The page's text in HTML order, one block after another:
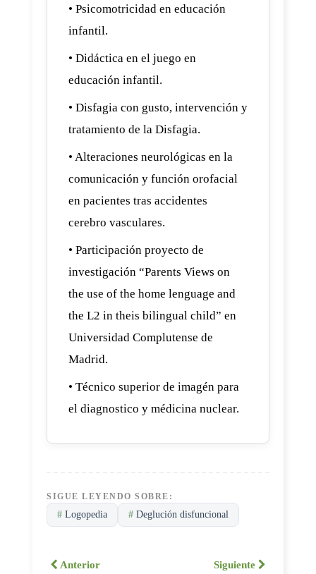
• Psicomotricidad en educación
infantil.
• Didáctica en el juego en
educación infantil.
• Disfagia con gusto, intervención y
tratamiento de la Disfagia.
• Alteraciones neurológicas en la
comunicación y función orofacial
en pacientes tras accidentes
cerebro vasculares.
• Participación proyecto de
investigación “Parents Views on
the use of the home lenguage and
the L2 in theis bilingual child” en
Universidad Complutense de
Madrid.
• Técnico superior de imagén para
el diagnostico y médicina nuclear.
SIGUE LEYENDO SOBRE:
# Logopedia # Deglución disfuncional
Anterior Siguiente